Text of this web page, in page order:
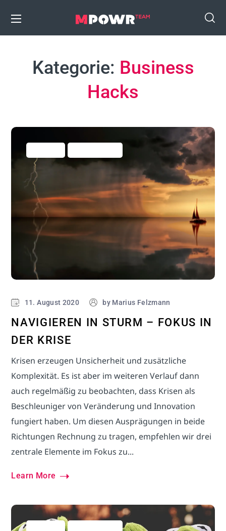
Kategorie: Business
Hacks
11. August 2020 by Marius Felzmann
NAVIGIEREN IN STURM – FOKUS IN
DER KRISE
Krisen erzeugen Unsicherheit und zusätzliche
Komplexität. Es ist aber im weiteren Verlauf dann
auch regelmäßig zu beobachten, dass Krisen als
Beschleuniger von Veränderung und Innovation
fungiert haben. Um diesen Ausprägungen in beide
Richtungen Rechnung zu tragen, empfehlen wir drei
zentrale Elemente im Fokus zu...
Learn More